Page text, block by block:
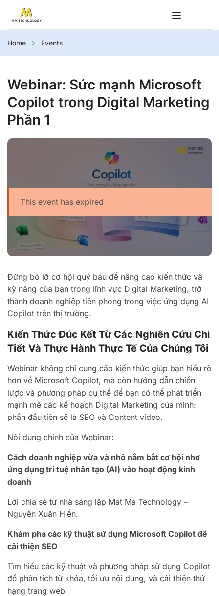
Home Events
Webinar: Sức mạnh Microsoft
Copilot trong Digital Marketing
Phần 1
This event has expired
Đừng bỏ lỡ cơ hội quý báu để nâng cao kiến thức và
kỹ năng của bạn trong lĩnh vực Digital Marketing, trở
thành doanh nghiệp tiên phong trong việc ứng dụng AI
Copilot trên thị trường.
Kiến Thức Đúc Kết Từ Các Nghiên Cứu Chi
Tiết Và Thực Hành Thực Tế Của Chúng Tôi
Webinar không chỉ cung cấp kiến thức giúp bạn hiểu rõ
hơn về Microsoft Copilot, mà còn hướng dẫn chiến
lược và phương pháp cụ thể để bạn có thể phát triển
mạnh mẽ các kế hoạch Digital Marketing của mình:
phần đầu tiên sẽ là SEO và Content video.
Nội dung chính của Webinar:
Cách doanh nghiệp vừa và nhỏ nắm bắt cơ hội nhờ
ứng dụng trí tuệ nhân tạo (AI) vào hoạt động kinh
doanh
Lời chia sẻ từ nhà sáng lập Mat Ma Technology –
Nguyễn Xuân Hiển.
Khám phá các kỹ thuật sử dụng Microsoft Copilot để
cải thiện SEO
Tìm hiểu các kỹ thuật và phương pháp sử dụng Copilot
để phân tích từ khóa, tối ưu nội dung, và cải thiện thứ
hạng trang web.